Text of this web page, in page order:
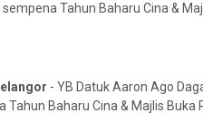
Tahun Baharu Cina &
- YB Datuk Aaron Ago
Tahun Baharu Cina & Majlis